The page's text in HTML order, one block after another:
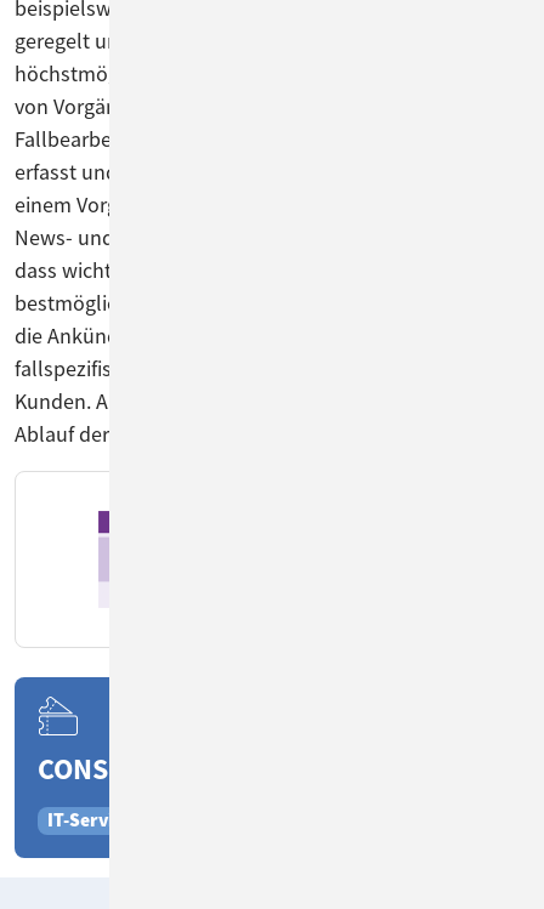
beispielsweise bei Urlaubsvertretungen, sind klar
geregelt und transparent. Eine Zugriffskontrolle bietet
höchstmögliche Sicherheit. Die einfache Abarbeitung
von Vorgängen, Incidents & Requests macht die
Fallbearbeitung effektiv und effizient. Eine Historie
erfasst und protokolliert alle Aktionen und E-Mails zu
einem Vorgang und macht sie nachvollziehbar. Interne
News- und Notification-Funktionalitäten sorgen dafür,
dass wichtige Informationen an alle Prozessbeteiligten
bestmöglich kommuniziert werden, wie beispielsweise
die Ankündigung einer Server-Downtime oder
fallspezifische Informationen für Bearbeiter und
Kunden. Auch dies garantiert einen reibungslosen
Ablauf der IT-Prozesse.
CONSOL CM EINSATZGEBIETE
IT-Service